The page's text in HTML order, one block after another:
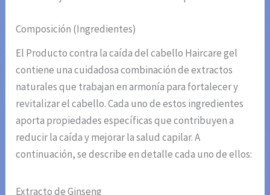
Composición (Ingredientes)
El Producto contra la caída del cabello Haircare gel
contiene una cuidadosa combinación de extractos
naturales que trabajan en armonía para fortalecer y
revitalizar el cabello. Cada uno de estos ingredientes
aporta propiedades específicas que contribuyen a
reducir la caída y mejorar la salud capilar. A
continuación, se describe en detalle cada uno de ellos:
Extracto de Ginseng